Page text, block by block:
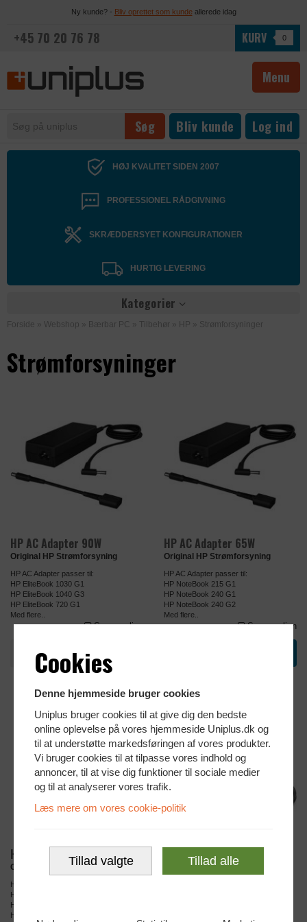
Cookies
Denne hjemmeside bruger cookies
Uniplus bruger cookies til at give dig den bedste
online oplevelse på vores hjemmeside Uniplus.dk og
til at understøtte markedsføringen af vores produkter.
Vi bruger cookies til at tilpasse vores indhold og
annoncer, til at vise dig funktioner til sociale medier
og til at analyserer vores trafik.
Læs mere om vores cookie-politik
Tillad valgte Tillad alle
Ny kunde? - Bliv oprettet som kundeallerede idag
+45 70 20 76 78 KURV 0
Menu
Bliv kunde Log ind
HØJ KVALITET SIDEN 2007
PROFESSIONEL RÅDGIVNING
SKRÆDDERSYET KONFIGURATIONER
HURTIG LEVERING
Kategorier
Forside » Webshop » Bærbar PC » Tilbehør » HP » Strømforsyninger
Strømforsyninger
HP AC Adapter 90W
Original HP Strømforsyning
HP AC Adapter passer til:
HP EliteBook 1030 G1
HP EliteBook 1040 G3
HP EliteBook 720 G1
Med flere..
Sammenlign
329,- N
NYE
HP AC Adapter 65W
Original HP Strømforsyning
HP AC Adapter passer til:
HP NoteBook 215 G1
HP NoteBook 240 G1
HP NoteBook 240 G2
Med flere..
Sammenlign
HP AC Adapter 65W USB-C
Original HP Strømforsyning
HP AC Adapter passer til:
HP EliteBook 1040 G4
HP EliteBook 735 G5
HP EliteBook 735 G6
HP AC Adapter 150W Slim
Original HP Strømforsyning